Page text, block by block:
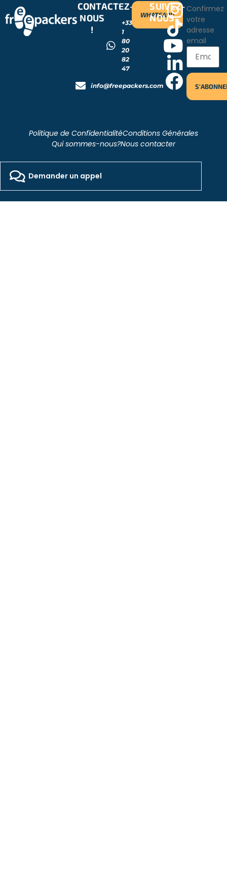
CONTACTEZ-
NOUS
!
+33
1
80
20
82
47
info@freepackers.com
WHATSAPP
SUIVEZ-
NOUS
Confirmez
votre
adresse
email
Politique de ConfidentialitéConditions Générales
Qui sommes-nous?Nous contacter
2026 - Freepackers - All Rights Reserved​
Designed by Pocom Digital Agency
Demander un appel